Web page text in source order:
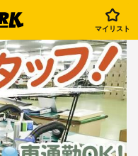
マイリスト